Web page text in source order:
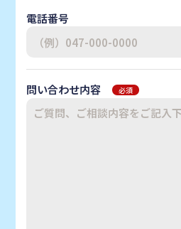
電話番号
問い合わせ内容 必須